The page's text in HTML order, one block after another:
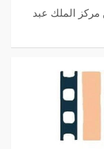
الملك عبد